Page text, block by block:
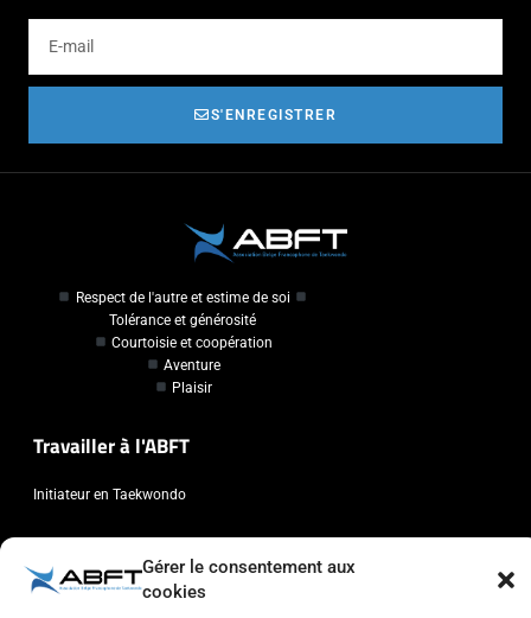
Gérer le consentement aux
cookies
S'ENREGISTRER
Respect de l'autre et estime de soi
Tolérance et générosité
Courtoisie et coopération
Aventure
Plaisir
Travailler à l'ABFT
Initiateur en Taekwondo
Association Belge Francophone de Taekwondo